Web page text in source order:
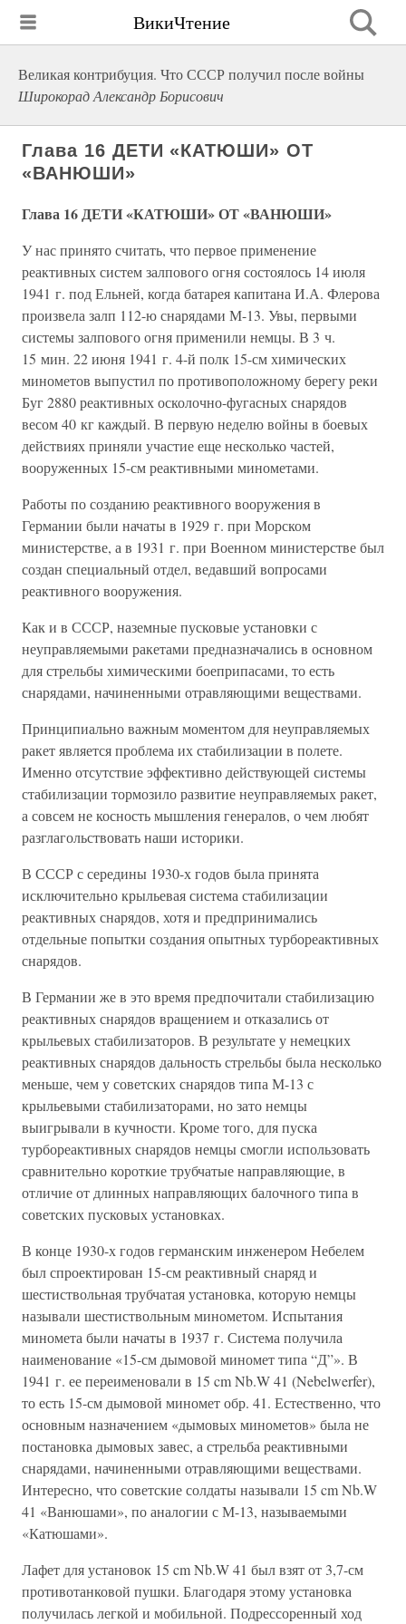
ВикиЧтение
Великая контрибуция. Что СССР получил после войны
Широкорад Александр Борисович
Глава 16 ДЕТИ «КАТЮШИ» ОТ
«ВАНЮШИ»
Глава 16 ДЕТИ «КАТЮШИ» ОТ «ВАНЮШИ»
У нас принято считать, что первое применение
реактивных систем залпового огня состоялось 14 июля
1941 г. под Ельней, когда батарея капитана И.А. Флерова
произвела залп 112-ю снарядами М-13. Увы, первыми
системы залпового огня применили немцы. В 3 ч.
15 мин. 22 июня 1941 г. 4-й полк 15-см химических
минометов выпустил по противоположному берегу реки
Буг 2880 реактивных осколочно-фугасных снарядов
весом 40 кг каждый. В первую неделю войны в боевых
действиях приняли участие еще несколько частей,
вооруженных 15-см реактивными минометами.
Работы по созданию реактивного вооружения в
Германии были начаты в 1929 г. при Морском
министерстве, а в 1931 г. при Военном министерстве был
создан специальный отдел, ведавший вопросами
реактивного вооружения.
Как и в СССР, наземные пусковые установки с
неуправляемыми ракетами предназначались в основном
для стрельбы химическими боеприпасами, то есть
снарядами, начиненными отравляющими веществами.
Принципиально важным моментом для неуправляемых
ракет является проблема их стабилизации в полете.
Именно отсутствие эффективно действующей системы
стабилизации тормозило развитие неуправляемых ракет,
а совсем не косность мышления генералов, о чем любят
разглагольствовать наши историки.
В СССР с середины 1930-х годов была принята
исключительно крыльевая система стабилизации
реактивных снарядов, хотя и предпринимались
отдельные попытки создания опытных турбореактивных
снарядов.
В Германии же в это время предпочитали стабилизацию
реактивных снарядов вращением и отказались от
крыльевых стабилизаторов. В результате у немецких
реактивных снарядов дальность стрельбы была несколько
меньше, чем у советских снарядов типа М-13 с
крыльевыми стабилизаторами, но зато немцы
выигрывали в кучности. Кроме того, для пуска
турбореактивных снарядов немцы смогли использовать
сравнительно короткие трубчатые направляющие, в
отличие от длинных направляющих балочного типа в
советских пусковых установках.
В конце 1930-х годов германским инженером Небелем
был спроектирован 15-см реактивный снаряд и
шестиствольная трубчатая установка, которую немцы
называли шестиствольным минометом. Испытания
миномета были начаты в 1937 г. Система получила
наименование «15-см дымовой миномет типа “Д”». В
1941 г. ее переименовали в 15 cm Nb.W 41 (Nebelwerfer),
то есть 15-см дымовой миномет обр. 41. Естественно, что
основным назначением «дымовых минометов» была не
постановка дымовых завес, а стрельба реактивными
снарядами, начиненными отравляющими веществами.
Интересно, что советские солдаты называли 15 cm Nb.W
41 «Ванюшами», по аналогии с М-13, называемыми
«Катюшами».
Лафет для установок 15 cm Nb.W 41 был взят от 3,7-см
противотанковой пушки. Благодаря этому установка
получилась легкой и мобильной. Подрессоренный ход